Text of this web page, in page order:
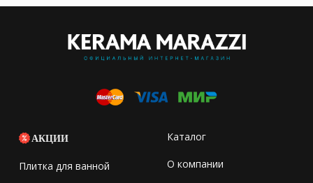
АКЦИИ
Плитка для ванной
Каталог
О компании